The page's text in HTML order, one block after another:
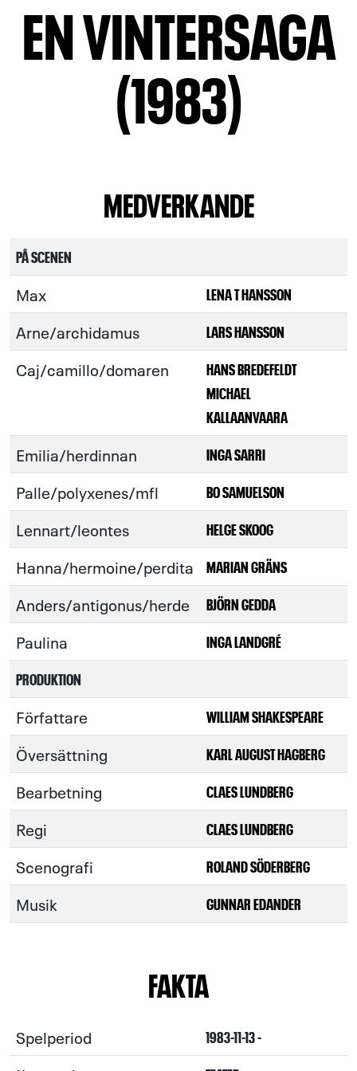
EN VINTERSAGA
(1983)
MEDVERKANDE
PÅ SCENEN
Max LENA T HANSSON
Arne/archidamus LARS HANSSON
Caj/camillo/domaren
HANS BREDEFELDT
MICHAEL
KALLAANVAARA
Emilia/herdinnan INGA SARRI
Palle/polyxenes/mfl BO SAMUELSON
Lennart/leontes HELGE SKOOG
Hanna/hermoine/perdita MARIAN GRÄNS
Anders/antigonus/herde BJÖRN GEDDA
Paulina
INGA LANDGRÉ
PRODUKTION
Författare WILLIAM SHAKESPEARE
Översättning KARL AUGUST HAGBERG
Bearbetning CLAES LUNDBERG
Regi CLAES LUNDBERG
Scenografi ROLAND SÖDERBERG
Musik GUNNAR EDANDER
FAKTA
Spelperiod 1983-11-13 -